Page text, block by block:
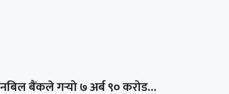
नबिल बैंकले गर्‍यो ७ अर्ब ९० करोड…